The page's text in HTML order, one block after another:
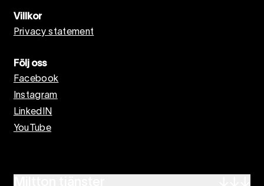
Villkor
Privacy statement
Följ oss
Facebook
Instagram
LinkedIN
YouTube